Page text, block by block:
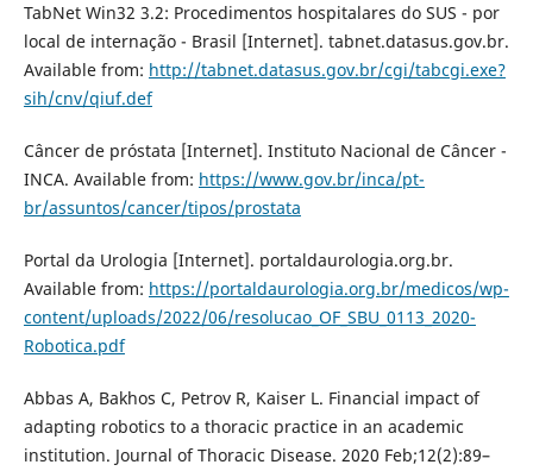
TabNet Win32 3.2: Procedimentos hospitalares do SUS - por
local de internação - Brasil [Internet]. tabnet.datasus.gov.br.
Available from: http://tabnet.datasus.gov.br/cgi/tabcgi.exe?
sih/cnv/qiuf.def
Câncer de próstata [Internet]. Instituto Nacional de Câncer -
INCA. Available from: https://www.gov.br/inca/pt-
br/assuntos/cancer/tipos/prostata
Portal da Urologia [Internet]. portaldaurologia.org.br.
Available from: https://portaldaurologia.org.br/medicos/wp-
content/uploads/2022/06/resolucao_OF_SBU_0113_2020-
Robotica.pdf
Abbas A, Bakhos C, Petrov R, Kaiser L. Financial impact of
adapting robotics to a thoracic practice in an academic
institution. Journal of Thoracic Disease. 2020 Feb;12(2):89–